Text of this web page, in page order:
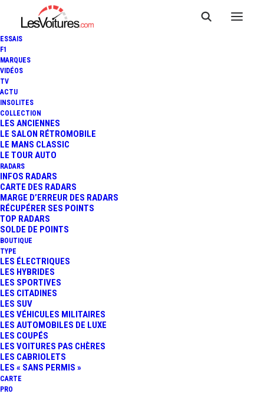
ESSAIS
F1
MARQUES
VIDÉOS
TV
ACTU
INSOLITES
COLLECTION
LES ANCIENNES
LE SALON RÉTROMOBILE
LE MANS CLASSIC
LE TOUR AUTO
RADARS
INFOS RADARS
CARTE DES RADARS
MARGE D’ERREUR DES RADARS
RÉCUPÉRER SES POINTS
TOP RADARS
SOLDE DE POINTS
BOUTIQUE
TYPE
LES ÉLECTRIQUES
LES HYBRIDES
LES SPORTIVES
LES CITADINES
LES SUV
LES VÉHICULES MILITAIRES
LES AUTOMOBILES DE LUXE
LES COUPÉS
LES VOITURES PAS CHÈRES
LES CABRIOLETS
LES « SANS PERMIS »
CARTE
PRO
Informations
Catégorie
Marque